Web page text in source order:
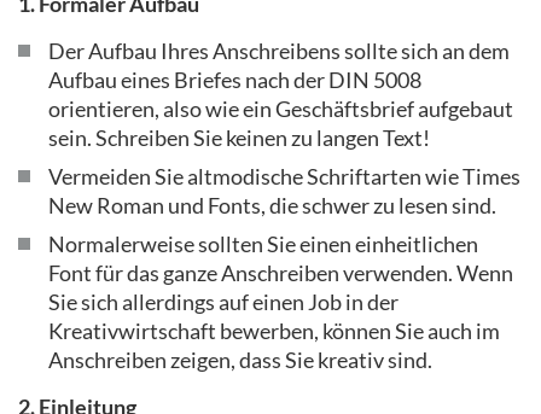
Der Aufbau Ihres Anschreibens sollte sich an dem
Aufbau eines Briefes nach der DIN 5008
orientieren, also wie ein Geschäftsbrief aufgebaut
sein. Schreiben Sie keinen zu langen Text!
Vermeiden Sie altmodische Schriftarten wie Times
New Roman und Fonts, die schwer zu lesen sind.
Normalerweise sollten Sie einen einheitlichen
Font für das ganze Anschreiben verwenden. Wenn
Sie sich allerdings auf einen Job in der
Kreativwirtschaft bewerben, können Sie auch im
Anschreiben zeigen, dass Sie kreativ sind.
2. Einleitung